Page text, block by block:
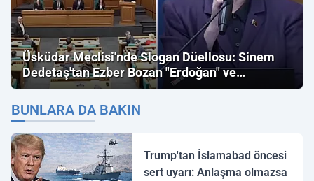
Üsküdar Meclisi'nde Slogan Düellosu: Sinem
Dedetaş'tan Ezber Bozan "Erdoğan" ve
"İmamoğlu" Çıkışı!
BUNLARA DA BAKIN
Trump'tan İslamabad öncesi
sert uyarı: Anlaşma olmazsa